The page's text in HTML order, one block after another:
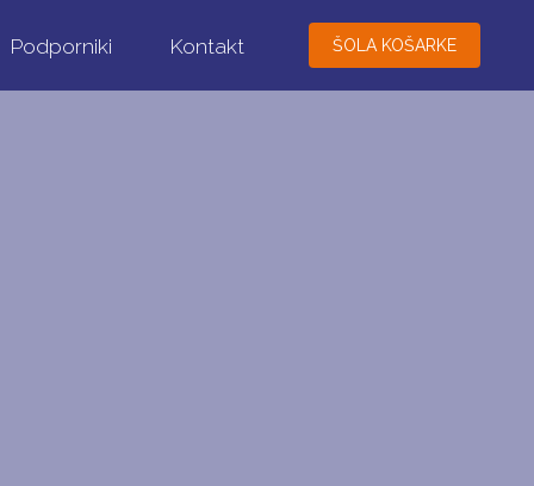
Podporniki Kontakt ŠOLA KOŠARKE